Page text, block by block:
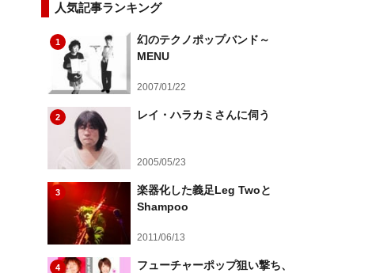
人気記事ランキング
1
幻のテクノポップバンド～
MENU
2007/01/22
2 レイ・ハラカミさんに伺う
2005/05/23
3
楽器化した義足Leg Twoと
Shampoo
2011/06/13
4
フューチャーポップ狙い撃ち、